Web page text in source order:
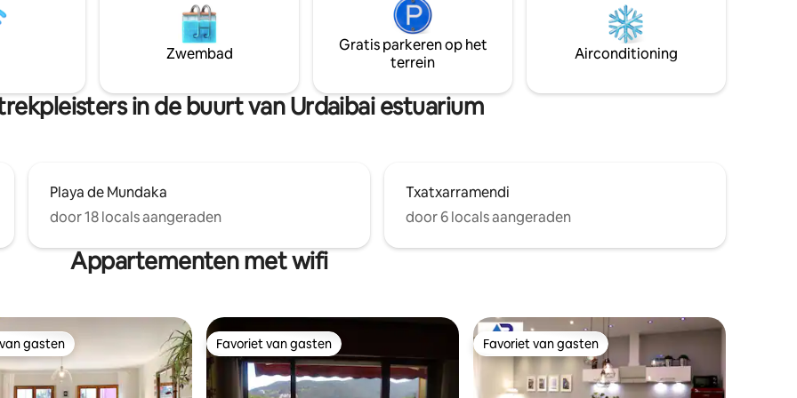
waaronder
schoonmaak.
beroemde txangurro pintxo. Op deze
manier woon je op een deel van de ziel
van Bilbao.
de geschiedenis van Bilbao deelt en een
onvergetelijk verblijf. (Licentienummer:
EBI 01668)
Zwembad
Gratis parkeren op het
terrein
Airconditioning
in de buurt van Urdaibai estuarium
Playa de Mundaka
door 18 locals aangeraden
Txatxarramendi
door 6 locals aangeraden
Appartementen met wifi
gasten
gasten Favoriet van gasten
Favoriet van gasten Favoriet van gasten
Favoriet van gasten